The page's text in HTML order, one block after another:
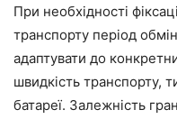
При необхідності
транспорту період
адаптувати до
швидкість транспорту,
батареї. Залежність